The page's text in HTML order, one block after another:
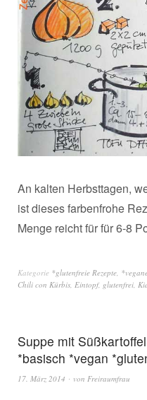
An kalten Herbsttagen,
ist dieses farbenfrohe
Menge reicht für für 6-8
Kategorie *glutenfreie Rezepte
Chili con Kürbis Eintopf, glutenfrei
Suppe mit
*basisch *vegan
17. März 2014 von Freiraumfrau